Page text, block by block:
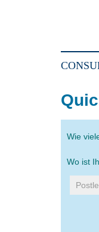
Wie
Wo ist